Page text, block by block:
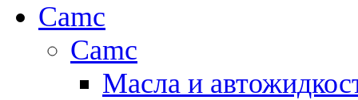
Camc
Camc
Масла и